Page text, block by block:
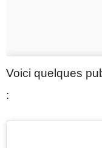
Voici quelques
: